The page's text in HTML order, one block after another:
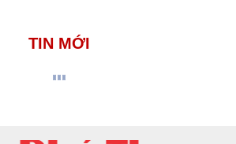
TIN MỚI